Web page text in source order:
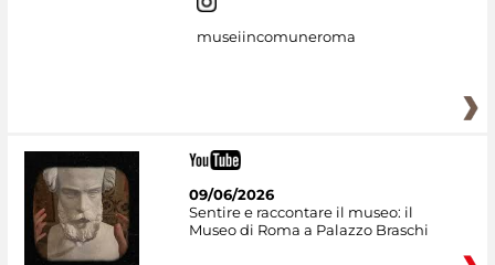
museiincomuneroma
09/06/2026
Sentire e raccontare il museo: il
Museo di Roma a Palazzo Braschi